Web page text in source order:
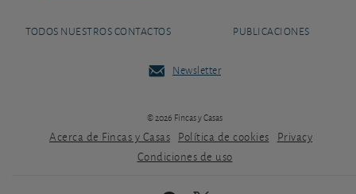
TODOS NUESTROS CONTACTOS PUBLICACIONES
Newsletter
© 2026 Fincas y Casas
Acerca de Fincas y Casas Política de cookies
Privacy
Condiciones de uso